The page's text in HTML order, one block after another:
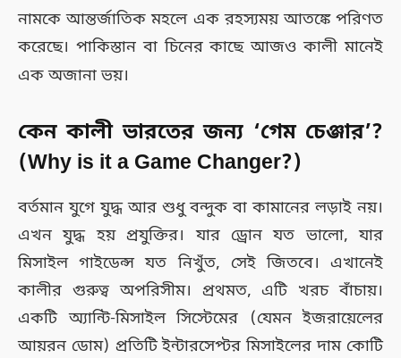
নামকে আন্তর্জাতিক মহলে এক রহস্যময় আতঙ্কে পরিণত
করেছে। পাকিস্তান বা চিনের কাছে আজও কালী মানেই
এক অজানা ভয়।
কেন কালী ভারতের জন্য ‘গেম চেঞ্জার’?
(Why is it a Game Changer?)
বর্তমান যুগে যুদ্ধ আর শুধু বন্দুক বা কামানের লড়াই নয়।
এখন যুদ্ধ হয় প্রযুক্তির। যার ড্রোন যত ভালো, যার
মিসাইল গাইডেন্স যত নিখুঁত, সেই জিতবে। এখানেই
কালীর গুরুত্ব অপরিসীম। প্রথমত, এটি খরচ বাঁচায়।
একটি অ্যান্টি-মিসাইল সিস্টেমের (যেমন ইজরায়েলের
আয়রন ডোম) প্রতিটি ইন্টারসেপ্টর মিসাইলের দাম কোটি